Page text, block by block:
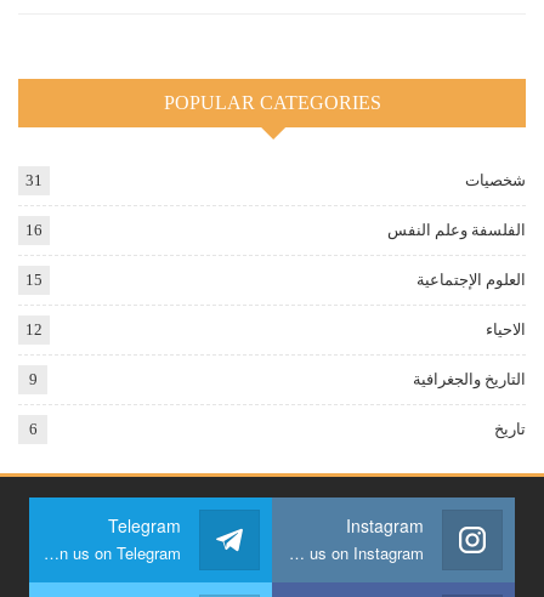
POPULAR CATEGORIES
شخصيات 31
الفلسفة وعلم النفس 16
العلوم الإجتماعية 15
الاحياء 12
التاريخ والجغرافية 9
تاريخ 6
Instagram
Join us on Instagram
Telegram
Join us on Telegram